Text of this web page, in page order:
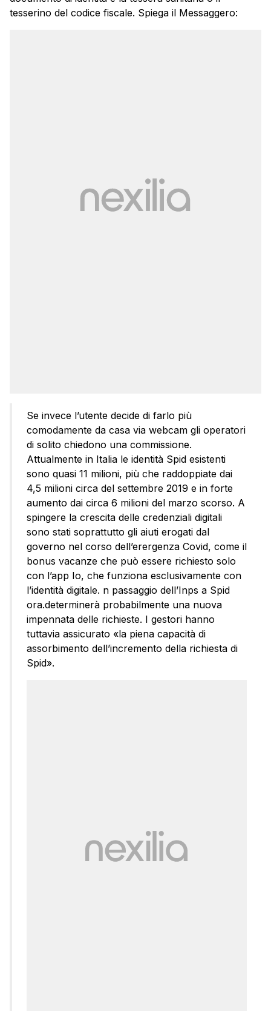
tesserino del codice fiscale. Spiega il Messaggero:
Se invece l’utente decide di farlo più
comodamente da casa via webcam gli operatori
di solito chiedono una commissione.
Attualmente in Italia le identità Spid esistenti
sono quasi 11 milioni, più che raddoppiate dai
4,5 milioni circa del settembre 2019 e in forte
aumento dai circa 6 milioni del marzo scorso. A
spingere la crescita delle credenziali digitali
sono stati soprattutto gli aiuti erogati dal
governo nel corso dell’erergenza Covid, come il
bonus vacanze che può essere richiesto solo
con l’app Io, che funziona esclusivamente con
l’identità digitale. n passaggio dell’Inps a Spid
ora.determinerà probabilmente una nuova
impennata delle richieste. I gestori hanno
tuttavia assicurato «la piena capacità di
assorbimento dell’incremento della richiesta di
Spid».